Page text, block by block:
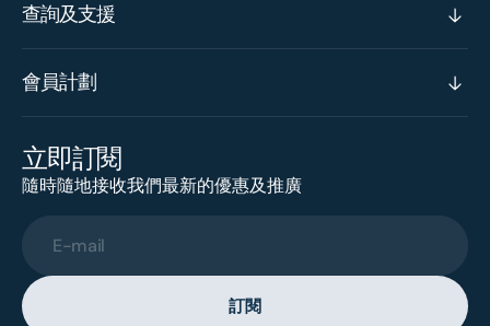
查詢及支援
會員計劃
立即訂閱
隨時隨地接收我們最新的優惠及推廣
E-mail
訂閱